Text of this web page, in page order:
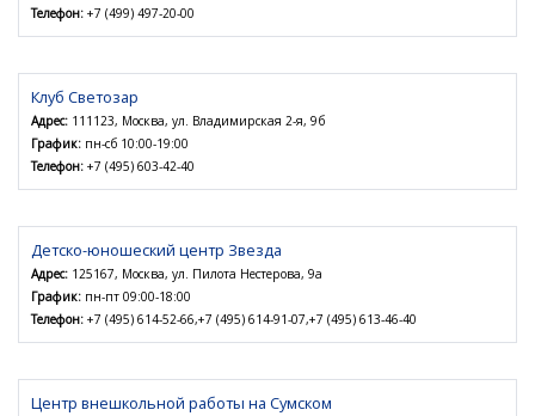
Телефон: +7 (499) 497-20-00
Клуб Светозар
Адрес: 111123, Москва, ул. Владимирская 2-я, 9б
График: пн-сб 10:00-19:00
Телефон: +7 (495) 603-42-40
Детско-юношеский центр Звезда
Адрес: 125167, Москва, ул. Пилота Нестерова, 9а
График: пн-пт 09:00-18:00
Телефон: +7 (495) 614-52-66,+7 (495) 614-91-07,+7 (495) 613-46-40
Центр внешкольной работы на Сумском